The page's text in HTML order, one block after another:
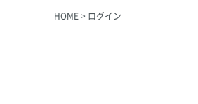
HOME ログイン